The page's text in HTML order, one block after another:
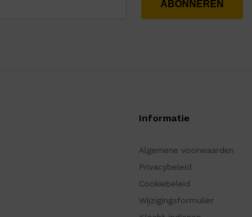
Informatie
Algemene voorwaarden
Privacybeleid
Cookiebeleid
Wijzigingsformulier